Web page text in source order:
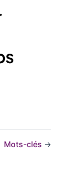
Mots-clés →